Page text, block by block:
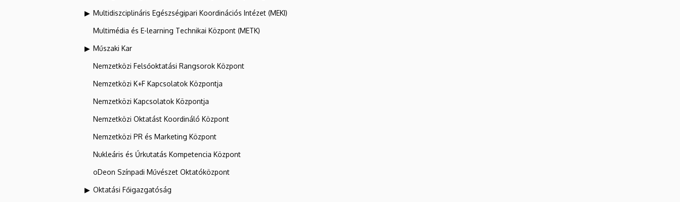
Multidiszciplináris Egészségipari Koordinációs Intézet (MEKI)
Multimédia és E-learning Technikai Központ (METK)
Műszaki Kar
Nemzetközi Felsőoktatási Rangsorok Központ
Nemzetközi K+F Kapcsolatok Központja
Nemzetközi Kapcsolatok Központja
Nemzetközi Oktatást Koordináló Központ
Nemzetközi PR és Marketing Központ
Nukleáris és Űrkutatás Kompetencia Központ
oDeon Színpadi Művészet Oktatóközpont
Oktatási Főigazgatóság